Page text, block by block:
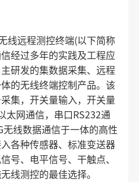
线远程测控终端(以下简称
经过多年的实践及工程应
研发的集数据采集、远程
的无线终端控制产品。该
集，开关量输入，开关量
太网通信，串口RS232通
线数据通信于一体的高性
各种传感器、标准变送器
号、电平信号、干触点、
线测控的最佳选择。